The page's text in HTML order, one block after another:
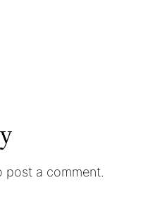
post a comment.